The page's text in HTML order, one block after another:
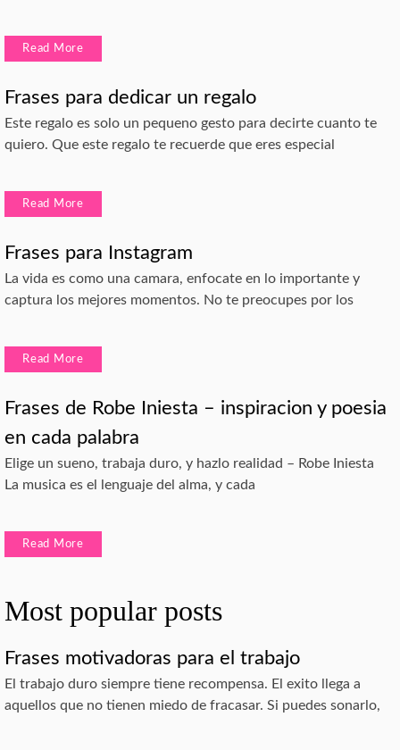
Read More
Frases para dedicar un regalo
Este regalo es solo un pequeno gesto para decirte cuanto te
quiero. Que este regalo te recuerde que eres especial
Read More
Frases para Instagram
La vida es como una camara, enfocate en lo importante y
captura los mejores momentos. No te preocupes por los
Read More
Frases de Robe Iniesta – inspiracion y poesia
en cada palabra
Elige un sueno, trabaja duro, y hazlo realidad – Robe Iniesta
La musica es el lenguaje del alma, y cada
Read More
Most popular posts
Frases motivadoras para el trabajo
El trabajo duro siempre tiene recompensa. El exito llega a
aquellos que no tienen miedo de fracasar. Si puedes sonarlo,